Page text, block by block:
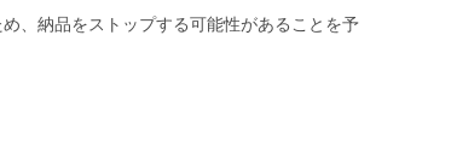
、納品をストップする可能性があることを予